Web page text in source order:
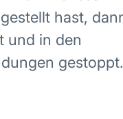
hast,
und in den
gestoppt.